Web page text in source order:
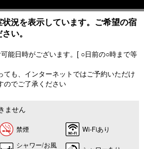
況を表示しています。ご希望の宿
い。
能日時がございます。[ ○日前の○時まで等
ても、インターネットではご予約いただけ
のでご了承ください
ません
禁煙 Wi-Fiあり
シャワー/お風